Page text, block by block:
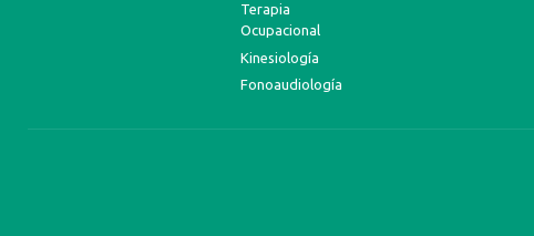
Terapia
Ocupacional
Kinesiología
Fonoaudiología